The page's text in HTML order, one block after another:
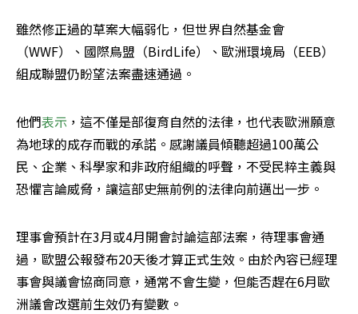
雖然修正過的草案大幅弱化，但世界自然基金會
（WWF）、國際鳥盟（BirdLife）、歐洲環境局（EEB）
組成聯盟仍盼望法案盡速通過。
他們表示 ，這不僅是部復育自然的法律，也代表歐洲願意
為地球的成存而戰的承諾。感謝議員傾聽超過100萬公
民、企業、科學家和非政府組織的呼聲，不受民粹主義與
恐懼言論威脅，讓這部史無前例的法律向前邁出一步。
理事會預計在3月或4月開會討論這部法案，待理事會通
過，歐盟公報發布20天後才算正式生效。由於內容已經理
事會與議會協商同意，通常不會生變，但能否趕在6月歐
洲議會改選前生效仍有變數。